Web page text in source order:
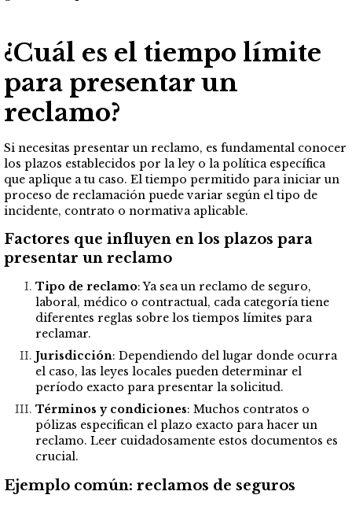
¿Cuál es el tiempo límite
para presentar un
reclamo?
Si necesitas presentar un reclamo, es fundamental conocer
los plazos establecidos por la ley o la política específica
que aplique a tu caso. El tiempo permitido para iniciar un
proceso de reclamación puede variar según el tipo de
incidente, contrato o normativa aplicable.
Factores que influyen en los plazos para
presentar un reclamo
Tipo de reclamo: Ya sea un reclamo de seguro,
laboral, médico o contractual, cada categoría tiene
diferentes reglas sobre los tiempos límites para
reclamar.
Jurisdicción: Dependiendo del lugar donde ocurra
el caso, las leyes locales pueden determinar el
período exacto para presentar la solicitud.
Términos y condiciones: Muchos contratos o
pólizas especifican el plazo exacto para hacer un
reclamo. Leer cuidadosamente estos documentos es
crucial.
Ejemplo común: reclamos de seguros